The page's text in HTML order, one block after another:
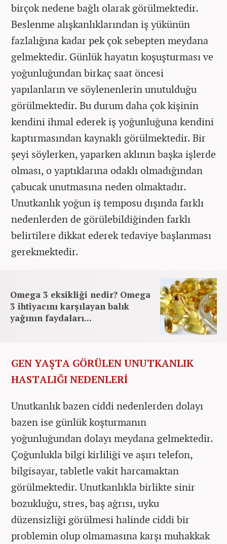
birçok nedene bağlı olarak görülmektedir.
Beslenme alışkanlıklarından iş yükünün
fazlalığına kadar pek çok sebepten meydana
gelmektedir. Günlük hayatın koşuşturması ve
yoğunluğundan birkaç saat öncesi
yapılanların ve söylenenlerin unutulduğu
görülmektedir. Bu durum daha çok kişinin
kendini ihmal ederek iş yoğunluğuna kendini
kaptırmasından kaynaklı görülmektedir. Bir
şeyi söylerken, yaparken aklının başka işlerde
olması, o yaptıklarına odaklı olmadığından
çabucak unutmasına neden olmaktadır.
Unutkanlık yoğun iş temposu dışında farklı
nedenlerden de görülebildiğinden farklı
belirtilere dikkat ederek tedaviye başlanması
gerekmektedir.
Omega 3 eksikliği nedir? Omega
3 ihtiyacını karşılayan balık
yağının faydaları...
GEN YAŞTA GÖRÜLEN UNUTKANLIK
HASTALIĞI NEDENLERİ
Unutkanlık bazen ciddi nedenlerden dolayı
bazen ise günlük koşturmanın
yoğunluğundan dolayı meydana gelmektedir.
Çoğunlukla bilgi kirliliği ve aşırı telefon,
bilgisayar, tabletle vakit harcamaktan
görülmektedir. Unutkanlıkla birlikte sinir
bozukluğu, stres, baş ağrısı, uyku
düzensizliği görülmesi halinde ciddi bir
problemin olup olmamasına karşı muhakkak